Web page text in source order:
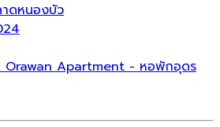
ดหนองบัว
Orawan Apartment - หอพักอุดร